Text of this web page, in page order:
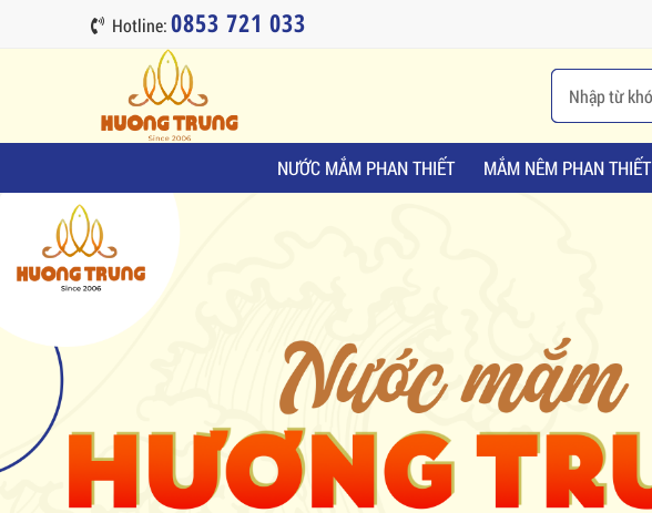
Hotline:0853 721 033
NƯỚC MẮM PHAN THIẾT MẮM NÊM PHAN THIẾT